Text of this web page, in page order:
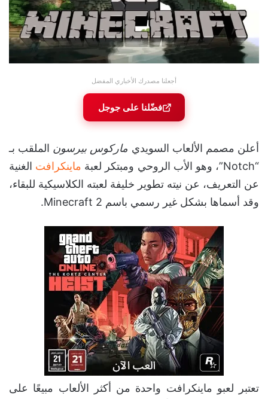
أجعلنا مصدرك الأخباري المفضل
فضّلنا على جوجل
أعلن مصمم الألعاب السويدي ماركوس بيرسون الملقب بـ
“Notch”، وهو الأب الروحي ومبتكر لعبة
ماينكرافت الغنية
عن التعريف، عن نيته تطوير خليفة لعبته الكلاسيكية للبقاء،
وقد أسماها بشكل غير رسمي باسم Minecraft 2.
تعتبر لعبو ماينكرافت واحدة من أكثر الألعاب مبيعًا على